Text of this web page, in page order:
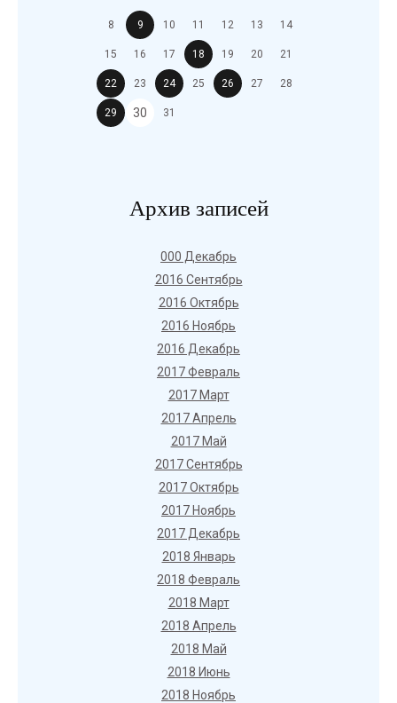
8 9 10 11 12 13 14
15 16 17 18 19 20 21
22 23 24 25 26 27 28
29 30 31
Архив записей
000 Декабрь
2016 Сентябрь
2016 Октябрь
2016 Ноябрь
2016 Декабрь
2017 Февраль
2017 Март
2017 Апрель
2017 Май
2017 Сентябрь
2017 Октябрь
2017 Ноябрь
2017 Декабрь
2018 Январь
2018 Февраль
2018 Март
2018 Апрель
2018 Май
2018 Июнь
2018 Ноябрь